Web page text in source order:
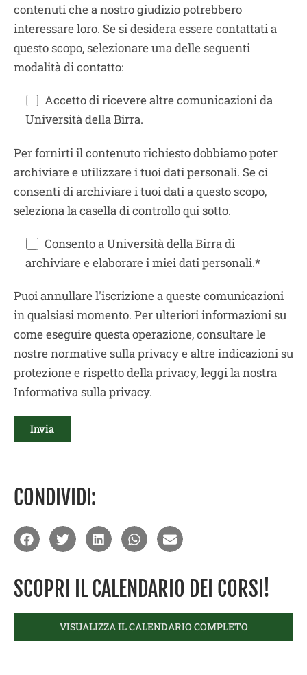
contenuti che a nostro giudizio potrebbero
interessare loro. Se si desidera essere contattati a
questo scopo, selezionare una delle seguenti
modalità di contatto:
Accetto di ricevere altre comunicazioni da
Università della Birra.
Per fornirti il contenuto richiesto dobbiamo poter
archiviare e utilizzare i tuoi dati personali. Se ci
consenti di archiviare i tuoi dati a questo scopo,
seleziona la casella di controllo qui sotto.
Consento a Università della Birra di
archiviare e elaborare i miei dati personali.*
Puoi annullare l'iscrizione a queste comunicazioni
in qualsiasi momento. Per ulteriori informazioni su
come eseguire questa operazione, consultare le
nostre normative sulla privacy e altre indicazioni su
protezione e rispetto della privacy, leggi la nostra
Informativa sulla privacy.
CONDIVIDI:
SCOPRI IL CALENDARIO DEI CORSI!
VISUALIZZA IL CALENDARIO COMPLETO